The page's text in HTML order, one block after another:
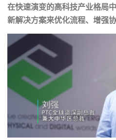
在快速演变的高科技产业格局
新解决方案来优化流程、增强